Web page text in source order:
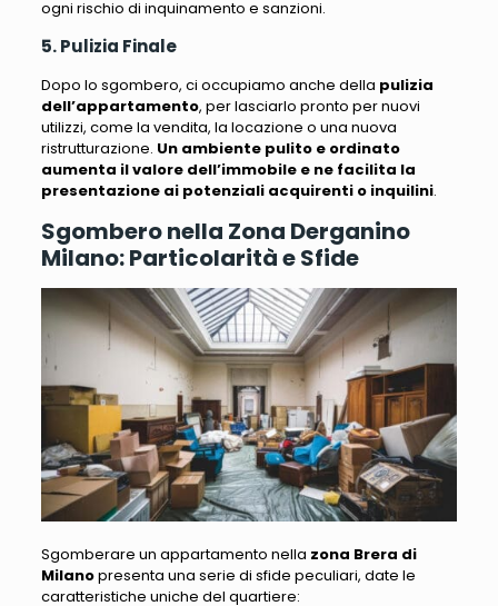
ogni rischio di inquinamento e sanzioni.
5. Pulizia Finale
Dopo lo sgombero, ci occupiamo anche della pulizia
dell’appartamento, per lasciarlo pronto per nuovi
utilizzi, come la vendita, la locazione o una nuova
ristrutturazione. Un ambiente pulito e ordinato
aumenta il valore dell’immobile e ne facilita la
presentazione ai potenziali acquirenti o inquilini.
Sgombero nella Zona Derganino
Milano: Particolarità e Sfide
Sgomberare un appartamento nella zona Brera di
Milanopresenta una serie di sfide peculiari, date le
caratteristiche uniche del quartiere: